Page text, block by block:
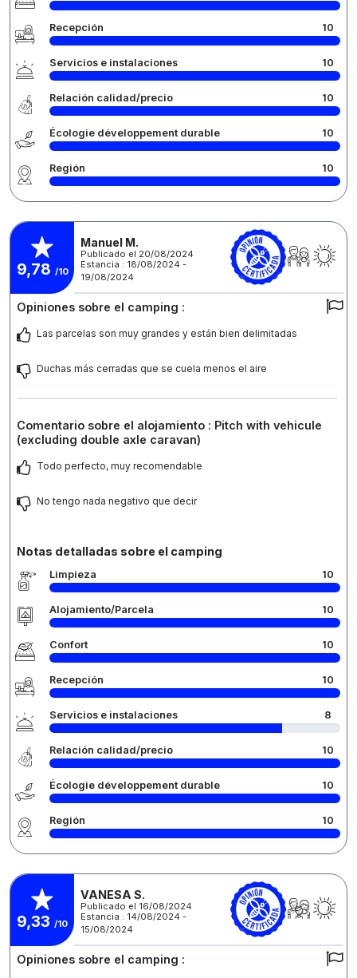
Recepción 10
Servicios e instalaciones 10
Relación calidad/precio 10
Écologie développement durable 10
Región 10
9,78 /10
Manuel M.
Publicado el 20/08/2024
Estancia : 18/08/2024 -
19/08/2024
Opiniones sobre el camping :
Las parcelas son muy grandes y están bien delimitadas
Duchas más cerradas que se cuela menos el aire
Comentario sobre el alojamiento : Pitch with vehicule
(excluding double axle caravan)
Todo perfecto, muy recomendable
No tengo nada negativo que decir
Notas detalladas sobre el camping
Limpieza 10
Alojamiento/Parcela 10
Confort 10
Recepción 10
Servicios e instalaciones 8
Relación calidad/precio 10
Écologie développement durable 10
Región 10
9,33 /10
VANESA S.
Publicado el 16/08/2024
Estancia : 14/08/2024 -
15/08/2024
Opiniones sobre el camping :